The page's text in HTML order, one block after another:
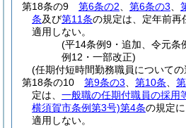
第18条の9
第6条の2 第6条の3
条及び第11条の規定は、定年前再
適用しない。
(平14条例9・追加、令元条
例12・一部改正)
(任期付短時間勤務職員について
第18条の10
第9条の3 第10条
定は、 一般職の任期付職員の採用
横須賀市条例第3号)第4条の規定
適用しない。